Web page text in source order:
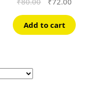
was:
₹80.00.
is:
₹72.00.
Add to cart